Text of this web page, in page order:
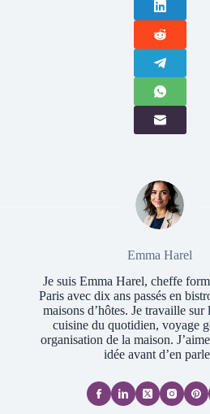
Emma Harel
Je suis Emma Harel, cheffe
Paris avec dix ans passés en
maisons d’hôtes. Je travaille sur
cuisine du quotidien, voyage
organisation de la maison.
idée avant d’en